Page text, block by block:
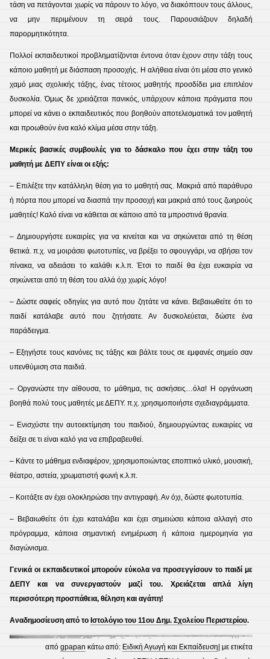
τάση να πετάγονται χωρίς να πάρουν το λόγο, να διακόπτουν τους άλλους,
να μην περιμένουν τη σειρά τους. Παρουσιάζουν δηλαδή
παρορμητικότητα.
Πολλοί εκπαιδευτικοί προβληματίζονται έντονα όταν έχουν στην τάξη τους
κάποιο μαθητή με διάσπαση προσοχής. Η αλήθεια είναι ότι μέσα στο γενικό
χαμό μιας σχολικής τάξης, ένας τέτοιος μαθητής προσδίδει μια επιπλέον
δυσκολία. Όμως δε χρειάζεται πανικός, υπάρχουν κάποια πράγματα που
μπορεί να κάνει ο εκπαιδευτικός που βοηθούν αποτελεσματικά τον μαθητή
και προωθούν ένα καλό κλίμα μέσα στην τάξη.
Μερικές βασικές συμβουλές για το δάσκαλο που έχει στην τάξη του
μαθητή με ΔΕΠΥ είναι οι εξής:
– Επιλέξτε την κατάλληλη θέση για το μαθητή σας. Μακριά από παράθυρο
ή πόρτα που μπορεί να διασπά την προσοχή και μακριά από τους ζωηρούς
μαθητές! Καλό είναι να κάθεται σε κάποιο από τα μπροστινά θρανία.
– Δημιουργήστε ευκαιρίες για να κινείται και να σηκώνεται από τη θέση
θετικά. π.χ. να μοιράσει φωτοτυπίες, να βρέξει το σφουγγάρι, να σβήσει τον
πίνακα, να αδειάσει το καλάθι κ.λ.π. Έτσι το παιδί θα έχει ευκαιρία να
σηκώνεται από τη θέση του αλλά όχι χωρίς λόγο!
– Δώστε σαφείς οδηγίες για αυτό που ζητάτε να κάνει. Βεβαιωθείτε ότι το
παιδί κατάλαβε αυτό που ζητήσατε. Αν δυσκολεύεται, δώστε ένα
παράδειγμα.
– Εξηγήστε τους κανόνες τις τάξης και βάλτε τους σε εμφανές σημείο σαν
υπενθύμιση στα παιδιά.
– Οργανώστε την αίθουσα, το μάθημα, τις ασκήσεις…όλα! Η οργάνωση
βοηθά πολύ τους μαθητές με ΔΕΠΥ. π.χ. χρησιμοποιήστε σχεδιαγράμματα.
– Ενισχύστε την αυτοεκτίμηση του παιδιού, δημιουργώντας ευκαιρίες να
δείξει σε τι είναι καλό για να επιβραβευθεί.
– Κάντε το μάθημα ενδιαφέρον, χρησιμοποιώντας εποπτικό υλικό, μουσική,
θέατρο, αστεία, χρωματιστή φωνή κ.λ.π.
– Κοιτάξτε αν έχει ολοκληρώσει την αντιγραφή. Αν όχι, δώστε φωτοτυπία.
– Βεβαιωθείτε ότι έχει καταλάβει και έχει σημειώσει κάποια αλλαγή στο
πρόγραμμα, κάποια σημαντική ενημέρωση ή κάποια ημερομηνία για
διαγώνισμα.
Γενικά οι εκπαιδευτικοί μπορούν εύκολα να προσεγγίσουν το παιδί με
ΔΕΠΥ και να συνεργαστούν μαζί του. Χρειάζεται απλά λίγη
περισσότερη προσπάθεια, θέληση και αγάπη!
Αναδημοσίευση από το Ιστολόγιο του 11ου Δημ. Σχολείου Περιστερίου.
απόgpapan κάτω από: Ειδική Αγωγή και Εκπαίδευση | με ετικέτα